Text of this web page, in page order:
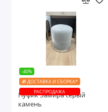
-40%
🎁 ДОСТАВКА И СБОРКА*
РАСПРОДАЖА
Пуфик Замира серый
камень